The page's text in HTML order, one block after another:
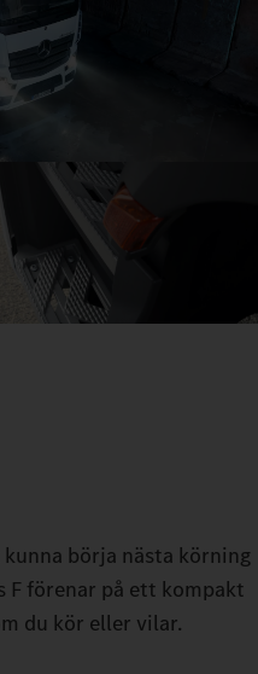
börja nästa körning
förenar på ett kompakt
du kör eller vilar.